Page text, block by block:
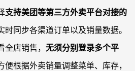
支持美团等第三方外卖平台对接的
时同步各渠道订单以及销量数据。
店销售， 无须分别登录多个平
便根据外卖销量调整菜单、库存，